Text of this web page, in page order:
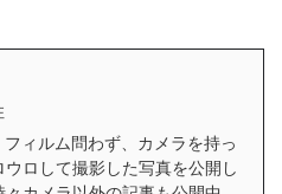
ィルム問わず、カメラを持っ
ウロして撮影した写真を公開し